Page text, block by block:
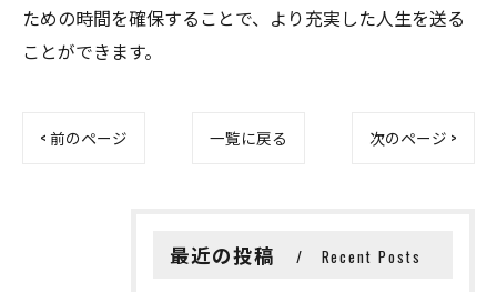
ための時間を確保することで、より充実した人生を送る
ことができます。
< 前のページ 一覧に戻る 次のページ >
最近の投稿 Recent Posts